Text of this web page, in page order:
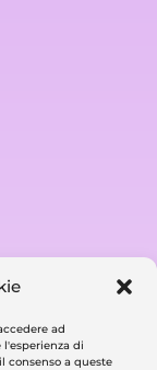
ad
di
consenso a queste